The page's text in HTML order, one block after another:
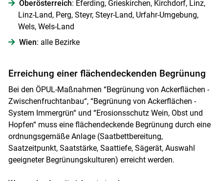
Oberösterreich: Eferding, Grieskirchen, Kirchdorf, Linz,
Linz-Land, Perg, Steyr, Steyr-Land, Urfahr-Umgebung,
Wels, Wels-Land
Wien: alle Bezirke
Erreichung einer flächendeckenden Begrünung
Bei den ÖPUL-Maßnahmen “Begrünung von Ackerflächen -
Zwischenfruchtanbau“, “Begrünung von Ackerflächen -
System Immergrün“ und “Erosionsschutz Wein, Obst und
Hopfen“ muss eine flächendeckende Begrünung durch eine
ordnungsgemäße Anlage (Saatbettbereitung,
Saatzeitpunkt, Saatstärke, Saattiefe, Sägerät, Auswahl
geeigneter Begrünungskulturen) erreicht werden.